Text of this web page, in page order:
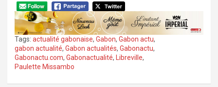
Tags: actualité gabonaise, Gabon, Gabon actu,
gabon actualité, Gabon actualités, Gabonactu,
Gabonactu.com, Gabonactualité, Libreville,
Paulette Missambo